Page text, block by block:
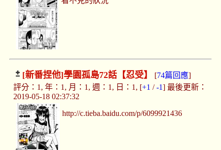
[新番捏他]學園孤島72話【忍受】 [74篇回應]
評分：1, 年：1, 月：1, 週：1, 日：1, [+1 /-1] 最後更新：
2019-05-18 02:37:32
http://c.tieba.baidu.com/p/6099921436